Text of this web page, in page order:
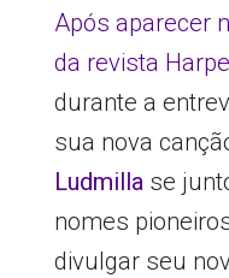
Após aparecer
da revista
durante a
sua nova
Ludmilla se
nomes
divulgar seu